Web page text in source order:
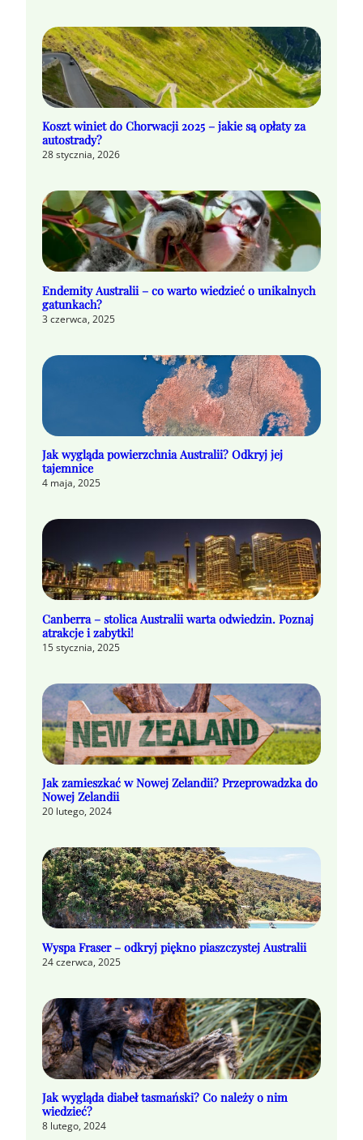
Koszt winiet do Chorwacji 2025 – jakie są opłaty za
autostrady?
28 stycznia, 2026
Endemity Australii – co warto wiedzieć o unikalnych
gatunkach?
3 czerwca, 2025
Jak wygląda powierzchnia Australii? Odkryj jej
tajemnice
4 maja, 2025
Canberra – stolica Australii warta odwiedzin. Poznaj
atrakcje i zabytki!
15 stycznia, 2025
Jak zamieszkać w Nowej Zelandii? Przeprowadzka do
Nowej Zelandii
20 lutego, 2024
Wyspa Fraser – odkryj piękno piaszczystej Australii
24 czerwca, 2025
Jak wygląda diabeł tasmański? Co należy o nim
wiedzieć?
8 lutego, 2024